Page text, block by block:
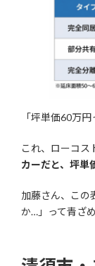
「坪単価60万
これ、ローコス
カーだと、坪単
加藤さん、この
か…」って青ざ